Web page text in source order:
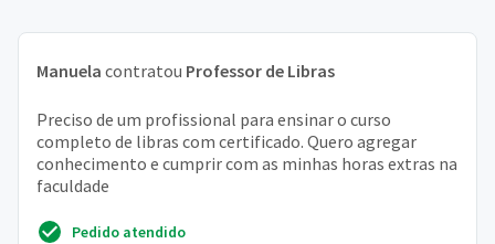
Manuela contratou Professor de Libras
Preciso de um profissional para ensinar o curso
completo de libras com certificado. Quero agregar
conhecimento e cumprir com as minhas horas extras na
faculdade
Pedido atendido